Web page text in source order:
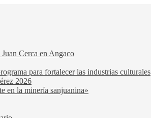
Cerca en Angaco
para fortalecer las industrias culturales
2026
en la minería sanjuanina»